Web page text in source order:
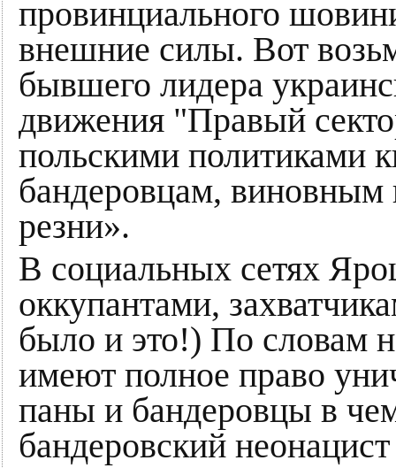
провинциального
внешние силы. Вот
бывшего лидера
движения "Правый
польскими политиками
бандеровцам, виновным
резни».
В социальных сетях
оккупантами,
было и это!) По словам
имеют полное право
паны и бандеровцы в
бандеровский